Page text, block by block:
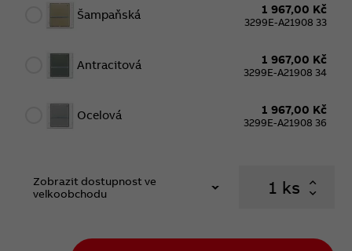
Šampaňská 1 967,00 Kč
3299E-A21908 33
Antracitová 1 967,00 Kč
3299E-A21908 34
Ocelová 1 967,00 Kč
3299E-A21908 36
Zobrazit dostupnost ve
velkoobchodu
ks